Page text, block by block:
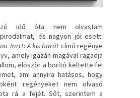
idő óta nem olvastam
és nagyon jól esett.
Tartt: A kis barát című regénye
amely igazán magával ragadja
először a borító keltette fel
ami annyira hatásos, hogy
regényeket nem olvasó
rá a fejét. Sőt, szerintem a